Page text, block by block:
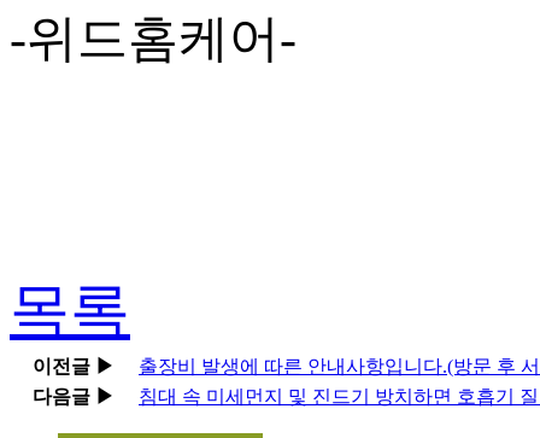
-위드홈케어-
목록
이전글 ▶
출장비 발생에 따른 안내사항입니다.(방문 후
다음글 ▶
침대 속 미세먼지 및 진드기 방치하면 호흡기